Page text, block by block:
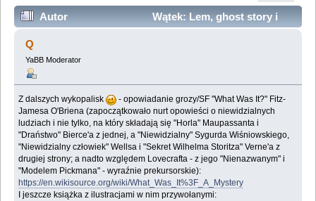
Autor
Wątek: Lem, ghost story i
insze horrory (Przeczytany 143468 razy)
Q
YaBB Moderator
Z dalszych wykopalisk
- opowiadanie grozy/SF "What Was It?" Fitz-
Jamesa O'Briena (zapoczątkowało nurt opowieści o niewidzialnych
ludziach i nie tylko, na który składają się "Horla" Maupassanta i
"Draństwo" Bierce'a z jednej, a "Niewidzialny" Sygurda Wiśniowskiego,
"Niewidzialny człowiek" Wellsa i "Sekret Wilhelma Storitza" Verne'a z
drugiej strony; a nadto względem Lovecrafta - z jego "Nienazwanym" i
"Modelem Pickmana" - wyraźnie prekursorskie):
https://en.wikisource.org/wiki/What_Was_It%3F_A_Mystery
I jeszcze książka z ilustracjami w nim przywołanymi: